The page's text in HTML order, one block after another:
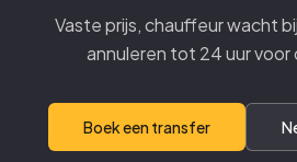
Vaste prijs, chauffeur wacht
annuleren tot 24 uur voor
Boek een transfer